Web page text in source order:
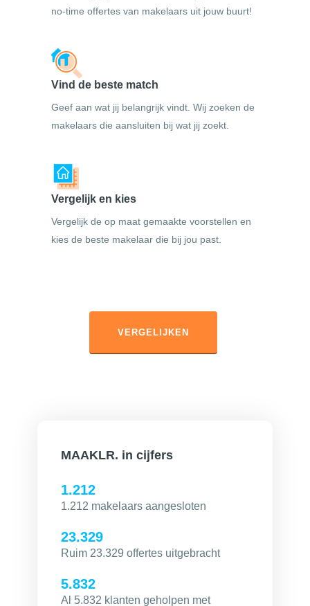
no-time offertes van makelaars uit jouw buurt!
Vind de beste match
Geef aan wat jij belangrijk vindt. Wij zoeken de
makelaars die aansluiten bij wat jij zoekt.
Vergelijk en kies
Vergelijk de op maat gemaakte voorstellen en
kies de beste makelaar die bij jou past.
VERGELIJKEN
MAAKLR. in cijfers
1.212
1.212 makelaars aangesloten
23.329
Ruim 23.329 offertes uitgebracht
5.832
Al 5.832 klanten geholpen met